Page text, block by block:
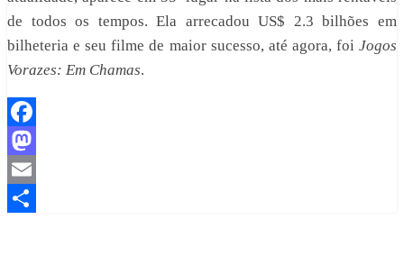
de todos os tempos. Ela arrecadou US$ 2.3 bilhões em
bilheteria e seu filme de maior sucesso, até agora, foi Jogos
Vorazes: Em Chamas.
Facebook
Mastodon
Email